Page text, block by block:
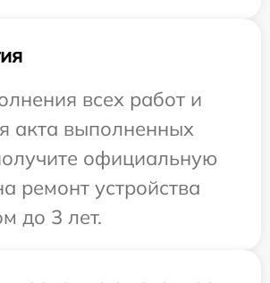
всех работ и
акта выполненных
официальную
ремонт устройства
до 3 лет.